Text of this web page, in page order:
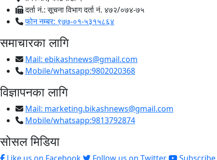
दर्ता नं.: सूचना विभाग दर्ता नं. ४७२/०७४-७५
फोन नम्बर: ९७७-०१-५३१५८६४
समाचारका लागि
Mail: ebikashnews@gmail.com
Mobile/whatsapp:9802020368
विज्ञापनका लागि
Mail: marketing.bikashnews@gmail.com
Mobile/whatsapp:9813792874
सोसल मिडिया